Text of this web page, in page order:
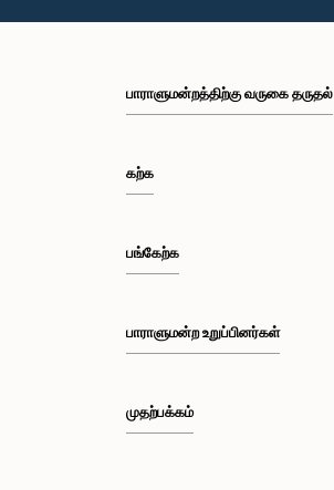
பாராளுமன்றத்திற்கு வருகை தருதல்
கற்க
பங்கேற்க
பாராளுமன்ற உறுப்பினர்கள்
முதற்பக்கம்